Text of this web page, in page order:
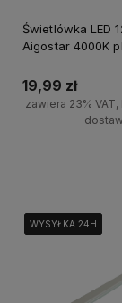
Świetlówka LED
Aigostar 4000K
19,99 zł
zawiera 23%
WYSYŁKA 24H
WYSYŁKA 24H
WYSYŁKA 24H
WYSYŁKA 24H